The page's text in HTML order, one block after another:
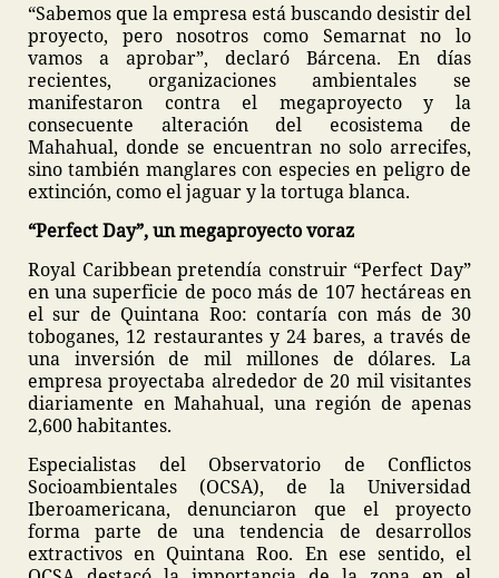
“Sabemos que la empresa está buscando desistir del
proyecto, pero nosotros como Semarnat no lo
vamos a aprobar”, declaró Bárcena. En días
recientes, organizaciones ambientales se
manifestaron contra el megaproyecto y la
consecuente alteración del ecosistema de
Mahahual, donde se encuentran no solo arrecifes,
sino también manglares con especies en peligro de
extinción, como el jaguar y la tortuga blanca.
“Perfect Day”, un megaproyecto voraz
Royal Caribbean pretendía construir “Perfect Day”
en una superficie de poco más de 107 hectáreas en
el sur de Quintana Roo: contaría con más de 30
toboganes, 12 restaurantes y 24 bares, a través de
una inversión de mil millones de dólares. La
empresa proyectaba alrededor de 20 mil visitantes
diariamente en Mahahual, una región de apenas
2,600 habitantes.
Especialistas del Observatorio de Conflictos
Socioambientales (OCSA), de la Universidad
Iberoamericana, denunciaron que el proyecto
forma parte de una tendencia de desarrollos
extractivos en Quintana Roo. En ese sentido, el